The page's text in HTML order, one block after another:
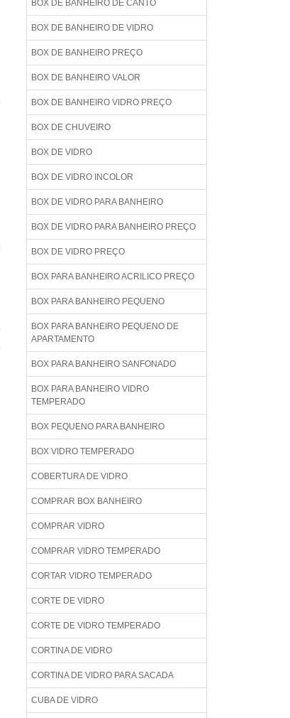
BOX DE BANHEIRO DE CANTO
BOX DE BANHEIRO DE VIDRO
BOX DE BANHEIRO PREÇO
BOX DE BANHEIRO VALOR
BOX DE BANHEIRO VIDRO PREÇO
BOX DE CHUVEIRO
BOX DE VIDRO
BOX DE VIDRO INCOLOR
BOX DE VIDRO PARA BANHEIRO
BOX DE VIDRO PARA BANHEIRO PREÇO
BOX DE VIDRO PREÇO
BOX PARA BANHEIRO ACRILICO PREÇO
BOX PARA BANHEIRO PEQUENO
BOX PARA BANHEIRO PEQUENO DE
APARTAMENTO
BOX PARA BANHEIRO SANFONADO
BOX PARA BANHEIRO VIDRO
TEMPERADO
BOX PEQUENO PARA BANHEIRO
BOX VIDRO TEMPERADO
COBERTURA DE VIDRO
COMPRAR BOX BANHEIRO
COMPRAR VIDRO
COMPRAR VIDRO TEMPERADO
CORTAR VIDRO TEMPERADO
CORTE DE VIDRO
CORTE DE VIDRO TEMPERADO
CORTINA DE VIDRO
CORTINA DE VIDRO PARA SACADA
CUBA DE VIDRO